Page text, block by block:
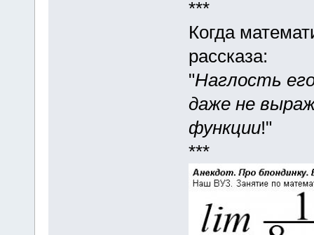
***
Когда
рассказа:
"Наглость
даже не
функции!"
***